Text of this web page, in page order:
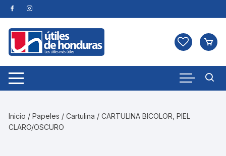
Skip
to
content
Inicio /Papeles /Cartulina / CARTULINA BICOLOR, PIEL
CLARO/OSCURO